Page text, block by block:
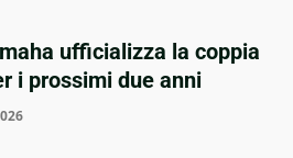
ufficializza la coppia
i prossimi due anni